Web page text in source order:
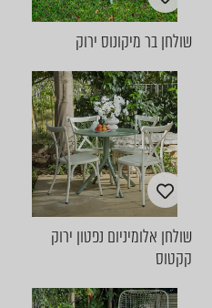
שולחן בר מיקונוס ירוק
שולחן אלומיניום נפטון ירוק
קקטוס